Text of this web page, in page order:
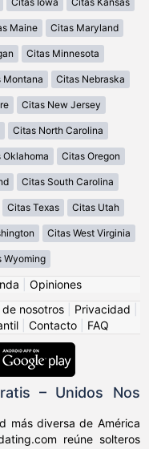
Maine Citas Maryland
Citas Minnesota
Montana Citas Nebraska
Citas New Jersey
Citas North Carolina
Oklahoma Citas Oregon
Citas South Carolina
Citas Texas Citas Utah
Citas West Virginia
Wyoming
Opiniones
nosotros Privacidad
Contacto FAQ
– Unidos Nos
más diversa de América
reúne solteros